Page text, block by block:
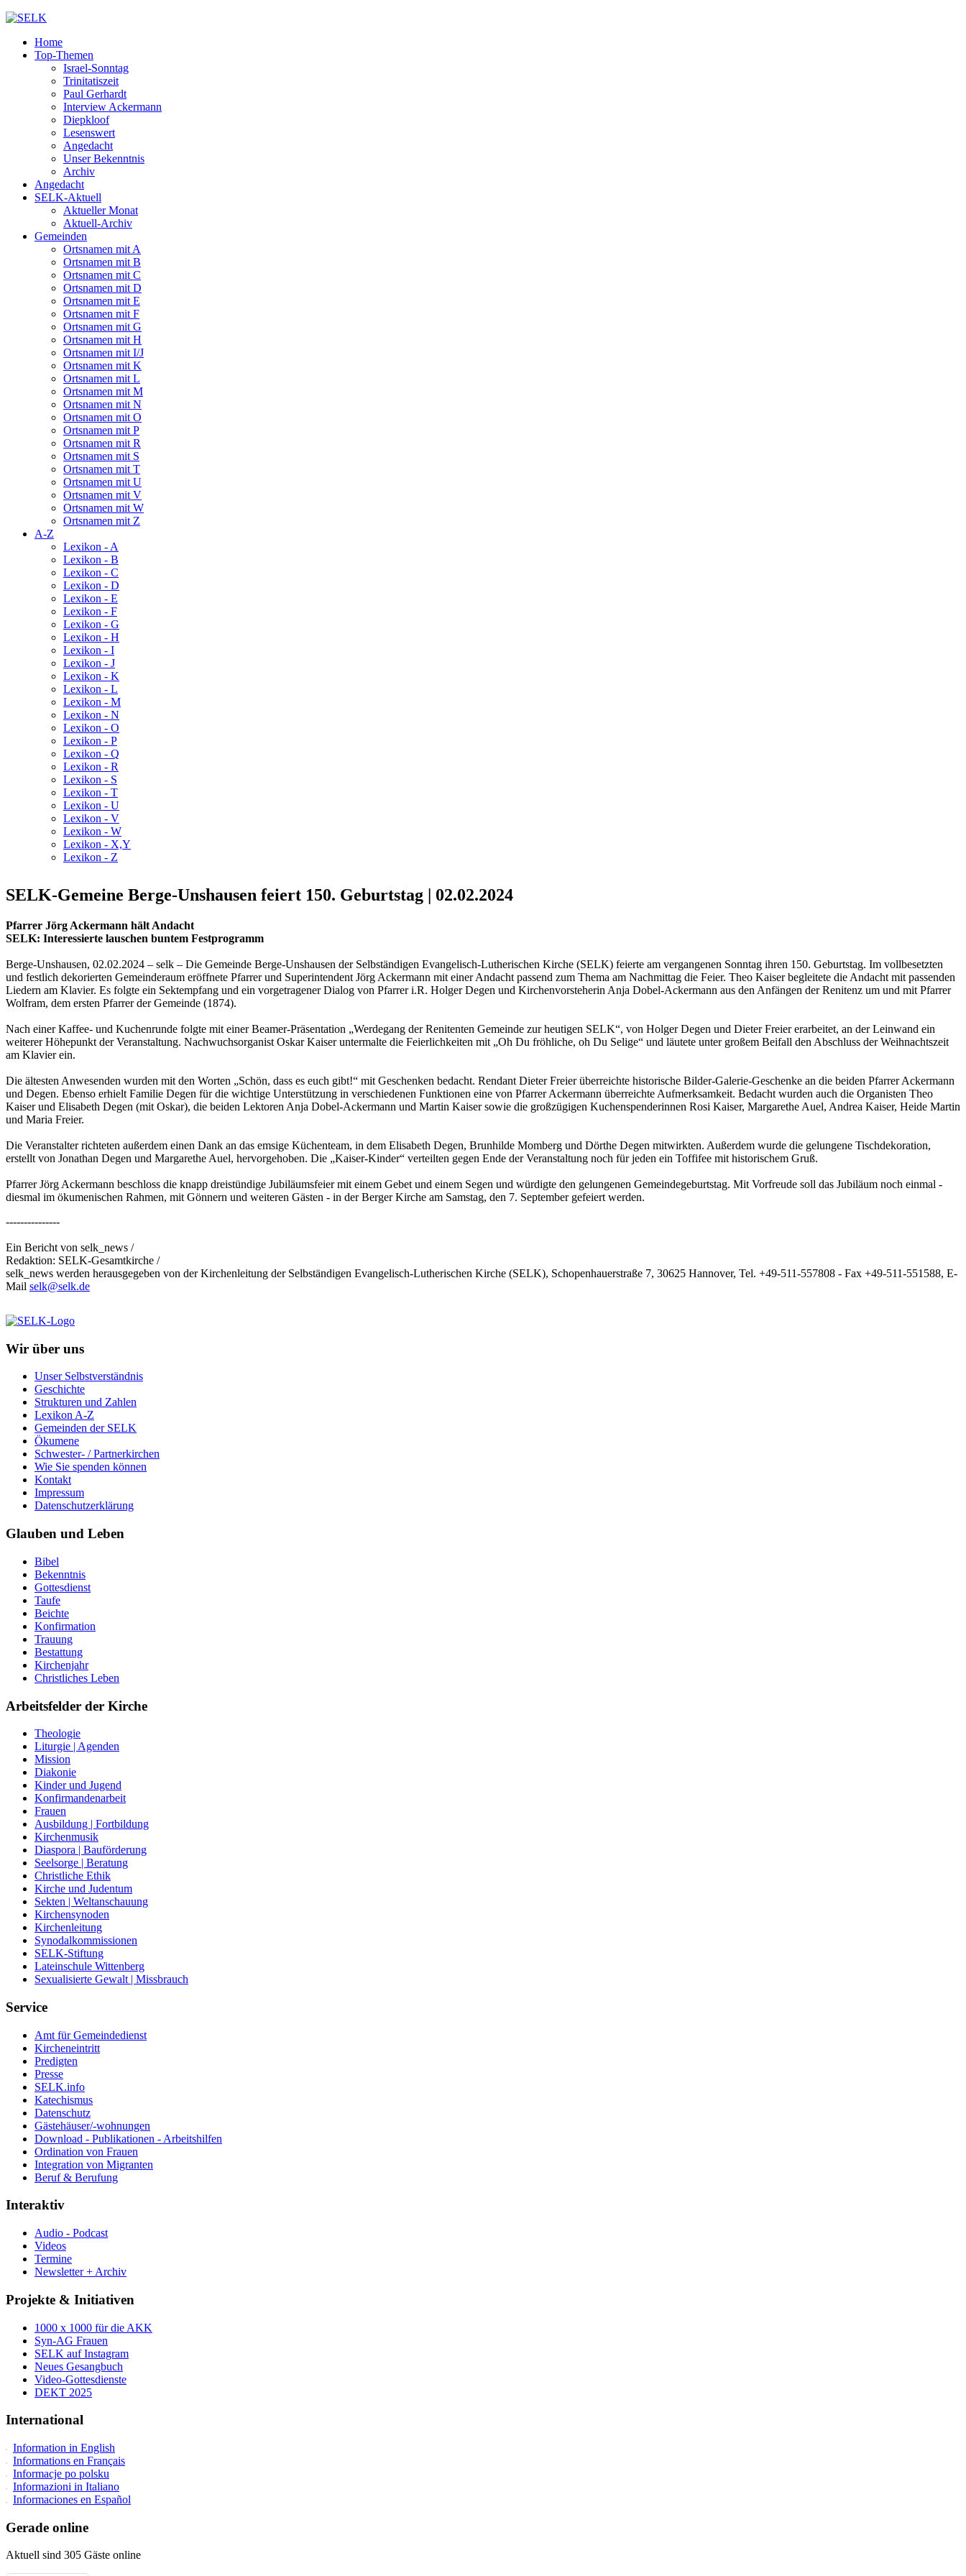
Home
Top-Themen
Israel-Sonntag
Trinitatiszeit
Paul Gerhardt
Interview Ackermann
Diepkloof
Lesenswert
Angedacht
Unser Bekenntnis
Archiv
Angedacht
SELK-Aktuell
Aktueller Monat
Aktuell-Archiv
Gemeinden
Ortsnamen mit A
Ortsnamen mit B
Ortsnamen mit C
Ortsnamen mit D
Ortsnamen mit E
Ortsnamen mit F
Ortsnamen mit G
Ortsnamen mit H
Ortsnamen mit I/J
Ortsnamen mit K
Ortsnamen mit L
Ortsnamen mit M
Ortsnamen mit N
Ortsnamen mit O
Ortsnamen mit P
Ortsnamen mit R
Ortsnamen mit S
Ortsnamen mit T
Ortsnamen mit U
Ortsnamen mit V
Ortsnamen mit W
Ortsnamen mit Z
A-Z
Lexikon - A
Lexikon - B
Lexikon - C
Lexikon - D
Lexikon - E
Lexikon - F
Lexikon - G
Lexikon - H
Lexikon - I
Lexikon - J
Lexikon - K
Lexikon - L
Lexikon - M
Lexikon - N
Lexikon - O
Lexikon - P
Lexikon - Q
Lexikon - R
Lexikon - S
Lexikon - T
Lexikon - U
Lexikon - V
Lexikon - W
Lexikon - X,Y
Lexikon - Z
SELK-Gemeine Berge-Unshausen feiert 150. Geburtstag | 02.02.2024
Pfarrer Jörg Ackermann hält Andacht
SELK: Interessierte lauschen buntem Festprogramm
Berge-Unshausen, 02.02.2024 – selk – Die Gemeinde Berge-Unshausen der Selbständigen Evangelisch-Lutherischen Kirche (SELK) feierte am vergangenen Sonntag ihren 150. Geburtstag. Im vollbesetzten
und festlich dekorierten Gemeinderaum eröffnete Pfarrer und Superintendent Jörg Ackermann mit einer Andacht passend zum Thema am Nachmittag die Feier. Theo Kaiser begleitete die Andacht mit passenden
Liedern am Klavier. Es folgte ein Sektempfang und ein vorgetragener Dialog von Pfarrer i.R. Holger Degen und Kirchenvorsteherin Anja Dobel-Ackermann aus den Anfängen der Renitenz um und mit Pfarrer
Wolfram, dem ersten Pfarrer der Gemeinde (1874).
Nach einer Kaffee- und Kuchenrunde folgte mit einer Beamer-Präsentation „Werdegang der Renitenten Gemeinde zur heutigen SELK“, von Holger Degen und Dieter Freier erarbeitet, an der Leinwand ein
weiterer Höhepunkt der Veranstaltung. Nachwuchsorganist Oskar Kaiser untermalte die Feierlichkeiten mit „Oh Du fröhliche, oh Du Selige“ und läutete unter großem Beifall den Abschluss der Weihnachtszeit
am Klavier ein.
Die ältesten Anwesenden wurden mit den Worten „Schön, dass es euch gibt!“ mit Geschenken bedacht. Rendant Dieter Freier überreichte historische Bilder-Galerie-Geschenke an die beiden Pfarrer Ackermann
und Degen. Ebenso erhielt Familie Degen für die wichtige Unterstützung in verschiedenen Funktionen eine von Pfarrer Ackermann überreichte Aufmerksamkeit. Bedacht wurden auch die Organisten Theo
Kaiser und Elisabeth Degen (mit Oskar), die beiden Lektoren Anja Dobel-Ackermann und Martin Kaiser sowie die großzügigen Kuchenspenderinnen Rosi Kaiser, Margarethe Auel, Andrea Kaiser, Heide Martin
und Maria Freier.
Die Veranstalter richteten außerdem einen Dank an das emsige Küchenteam, in dem Elisabeth Degen, Brunhilde Momberg und Dörthe Degen mitwirkten. Außerdem wurde die gelungene Tischdekoration,
erstellt von Jonathan Degen und Margarethe Auel, hervorgehoben. Die „Kaiser-Kinder“ verteilten gegen Ende der Veranstaltung noch für jeden ein Toffifee mit historischem Gruß.
Pfarrer Jörg Ackermann beschloss die knapp dreistündige Jubiläumsfeier mit einem Gebet und einem Segen und würdigte den gelungenen Gemeindegeburtstag. Mit Vorfreude soll das Jubiläum noch einmal -
diesmal im ökumenischen Rahmen, mit Gönnern und weiteren Gästen - in der Berger Kirche am Samstag, den 7. September gefeiert werden.
---------------
Ein Bericht von selk_news /
Redaktion: SELK-Gesamtkirche /
selk_news werden herausgegeben von der Kirchenleitung der Selbständigen Evangelisch-Lutherischen Kirche (SELK), Schopenhauerstraße 7, 30625 Hannover, Tel. +49-511-557808 - Fax +49-511-551588, E-
Mail selk@selk.de
Wir über uns
Unser Selbstverständnis
Geschichte
Strukturen und Zahlen
Lexikon A-Z
Gemeinden der SELK
Ökumene
Schwester- / Partnerkirchen
Wie Sie spenden können
Kontakt
Impressum
Datenschutzerklärung
Glauben und Leben
Bibel
Bekenntnis
Gottesdienst
Taufe
Beichte
Konfirmation
Trauung
Bestattung
Kirchenjahr
Christliches Leben
Arbeitsfelder der Kirche
Theologie
Liturgie | Agenden
Mission
Diakonie
Kinder und Jugend
Konfirmandenarbeit
Frauen
Ausbildung | Fortbildung
Kirchenmusik
Diaspora | Bauförderung
Seelsorge | Beratung
Christliche Ethik
Kirche und Judentum
Sekten | Weltanschauung
Kirchensynoden
Kirchenleitung
Synodalkommissionen
SELK-Stiftung
Lateinschule Wittenberg
Sexualisierte Gewalt | Missbrauch
Service
Amt für Gemeindedienst
Kircheneintritt
Predigten
Presse
SELK.info
Katechismus
Datenschutz
Gästehäuser/-wohnungen
Download - Publikationen - Arbeitshilfen
Ordination von Frauen
Integration von Migranten
Beruf & Berufung
Interaktiv
Audio - Podcast
Videos
Termine
Newsletter + Archiv
Projekte & Initiativen
1000 x 1000 für die AKK
Syn-AG Frauen
SELK auf Instagram
Neues Gesangbuch
Video-Gottesdienste
DEKT 2025
International
Information in English
Informations en Français
Informacje po polsku
Informazioni in Italiano
Informaciones en Español
Gerade online
Aktuell sind 305 Gäste online